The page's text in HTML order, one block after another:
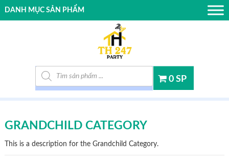
Tìm kiếm sản phẩm
0 SP
DANH MỤC SẢN PHẨM
GRANDCHILD CATEGORY
This is a description for the Grandchild Category.